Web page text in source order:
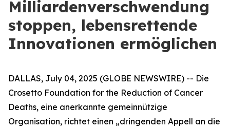
Milliardenverschwendung
stoppen, lebensrettende
Innovationen ermöglichen
DALLAS, July 04, 2025 (GLOBE NEWSWIRE) -- Die
Crosetto Foundation for the Reduction of Cancer
Deaths, eine anerkannte gemeinnützige
Organisation, richtet einen „dringenden Appell an die